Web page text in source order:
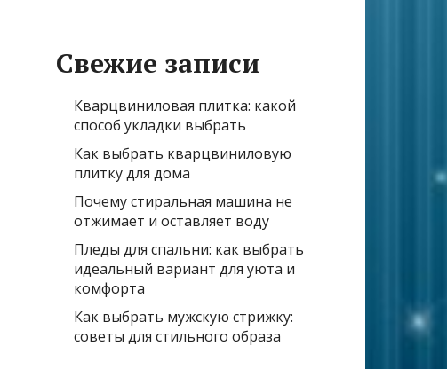
Свежие записи
Кварцвиниловая плитка: какой
способ укладки выбрать
Как выбрать кварцвиниловую
плитку для дома
Почему стиральная машина не
отжимает и оставляет воду
Пледы для спальни: как выбрать
идеальный вариант для уюта и
комфорта
Как выбрать мужскую стрижку:
советы для стильного образа